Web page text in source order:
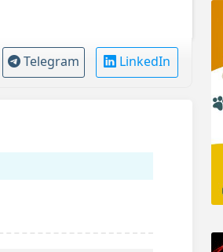
Telegram LinkedIn